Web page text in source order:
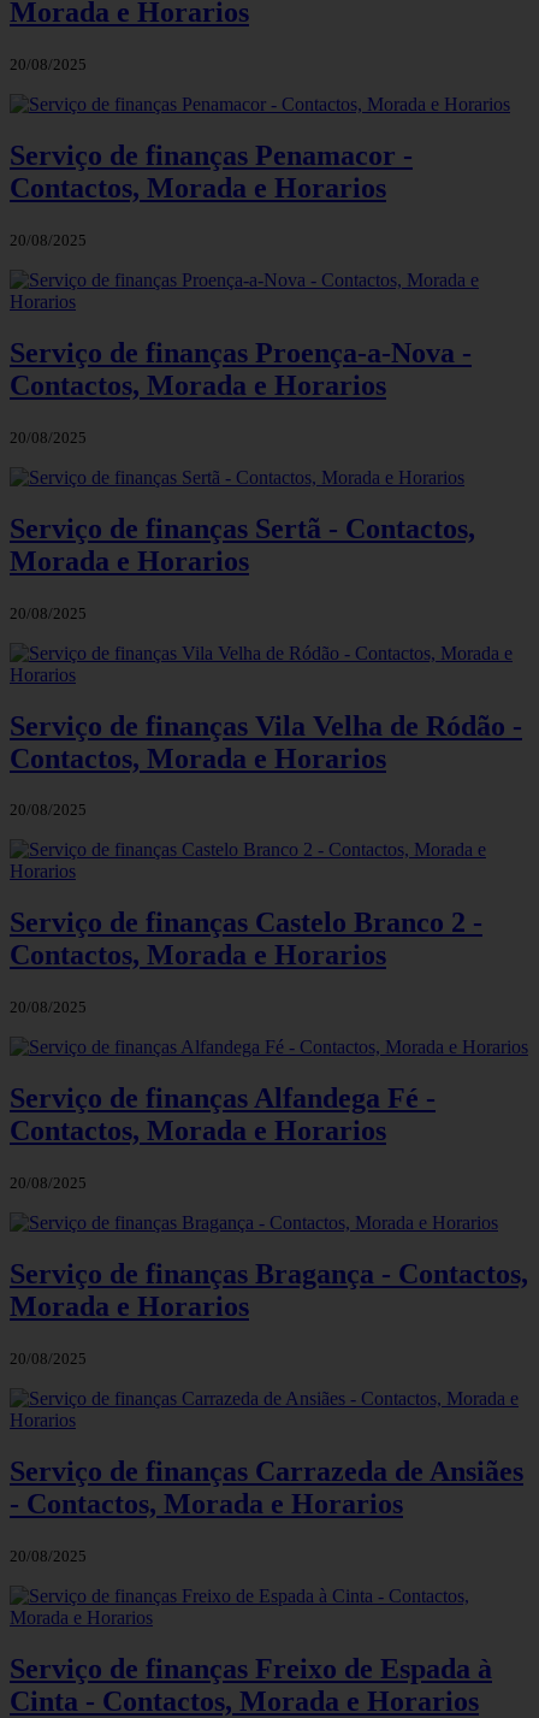
Morada e Horarios
20/08/2025
Serviço de finanças Penamacor -
Contactos, Morada e Horarios
20/08/2025
Serviço de finanças Proença-a-Nova -
Contactos, Morada e Horarios
20/08/2025
Serviço de finanças Sertã - Contactos,
Morada e Horarios
20/08/2025
Serviço de finanças Vila Velha de Ródão -
Contactos, Morada e Horarios
20/08/2025
Serviço de finanças Castelo Branco 2 -
Contactos, Morada e Horarios
20/08/2025
Serviço de finanças Alfandega Fé -
Contactos, Morada e Horarios
20/08/2025
Serviço de finanças Bragança - Contactos,
Morada e Horarios
20/08/2025
Serviço de finanças Carrazeda de Ansiães
- Contactos, Morada e Horarios
20/08/2025
Serviço de finanças Freixo de Espada à
Cinta - Contactos, Morada e Horarios